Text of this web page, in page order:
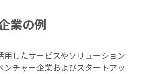
業の例
用したサービスやソリューション
ンチャー企業およびスタートアッ